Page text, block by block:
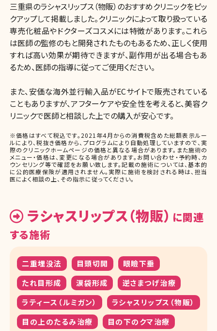
三重県のラシャスリップス（物販）のおすすめクリニックをピッ
クアップして掲載しました。クリニックによって取り扱っている
専売化粧品やドクターズコスメには特徴があります。これら
は医師の監修のもと開発されたものもあるため、正しく使用
すれば高い効果が期待できますが、副作用が出る場合もあ
るため、医師の指導に従ってご使用ください。
また、安価な海外並行輸入品がECサイトで販売されている
こともありますが、アフターケアや安全性を考えると、美容ク
リニックで医師と相談した上での購入が安心です。
※価格はすべて税込です。2021年4月からの消費税含めた総額表示ルー
ルにより、税抜き価格から、プログラムにより自動処理していますので、実
際のクリニックホームページの価格と異なる場合があります。また施術の
メニュー・価格は、変更になる場合があります。お問い合わせ・予約時、カ
ウンセリング等で確認をお願い致します。記載の施術については、基本的
に公的医療保険が適用されません。実際に施術を検討される時は、担当
医によく相談の上、その指示に従ってください。
ラシャスリップス（物販） に関連
する施術
二重埋没法 目頭切開
眼瞼下垂
たれ目形成
涙袋形成
逆さまつげ治療
ラティース（ルミガン）
ラシャスリップス（物販）
目の上のたるみ治療
目の下のクマ治療